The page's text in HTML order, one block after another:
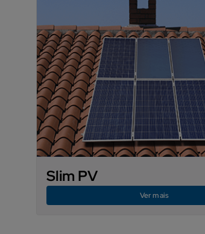
Slim PV
Ver mais